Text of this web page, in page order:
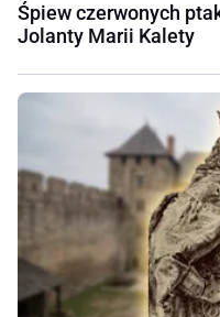
Śpiew czerwonych
Jolanty Marii Kalety